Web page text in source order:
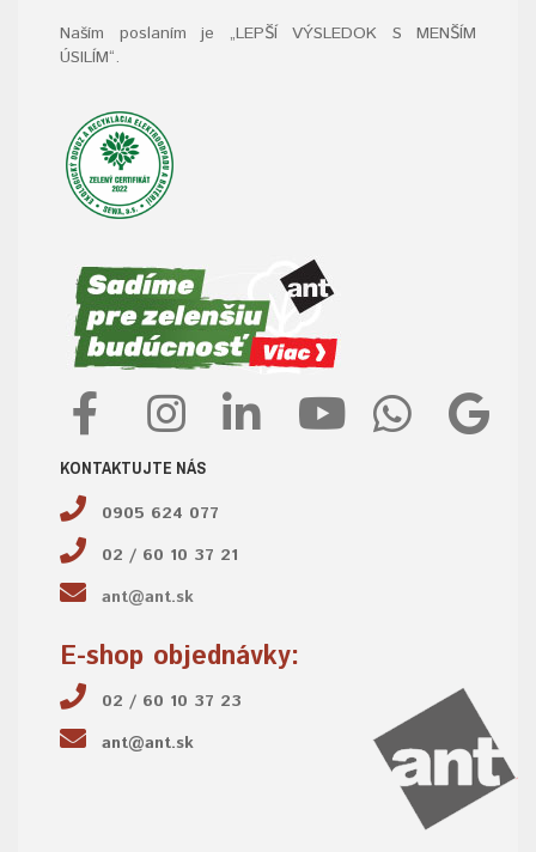
Naším poslaním je „LEPŠÍ VÝSLEDOK S MENŠÍM
ÚSILÍM“.
KONTAKTUJTE NÁS
0905 624 077
02 / 60 10 37 21
ant@ant.sk
E-shop objednávky:
02 / 60 10 37 23
ant@ant.sk